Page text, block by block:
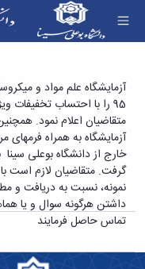
دانشکده
درباره
دانشکده
تاریخچه
ریاست
دانشکده
روسای
پیشین
افتخارات
آلبوم
آموزش
دوره
کارشناسی
فرم
ها
و
آئین
نامه
ها
پژوهش
پژوهش
هفته
پژوهش
کارگاه ها
آزمایشگاه
ها
برق
اساتید
اساتید
دانشکده
اساتید
بازنشسته
کارکنان
آموزشی
گروه
های
آموزشی
مهندسی
برق
- دانشکده فنی و
آزمایشگاه علم مواد و
95 را با احتساب
متقاضیان اعلام نمود.
آزمایشگاه به همراه
خارج از دانشگاه بوعلی
گرفت. متقاضیان لازم است
نمونه، نسبت به دریافت و
داشتن هرگونه سوال و یا
تماس حاصل فرمایند